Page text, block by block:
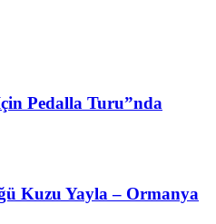
Pedalla Turu”nda
Kuzu Yayla – Ormanya